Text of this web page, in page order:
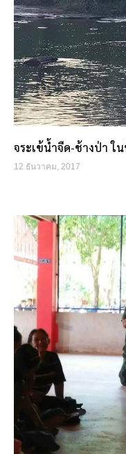
จระเข้น้ำจืด-ช้างป่า ใ
12 ธันวาคม, 2017